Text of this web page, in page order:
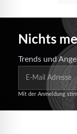
Nichts
Trends und
Mit der Anmeldung